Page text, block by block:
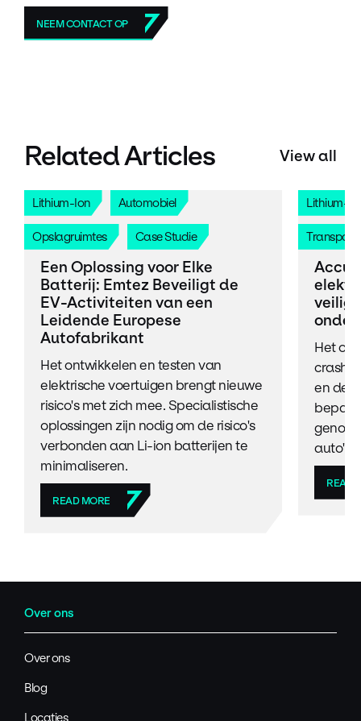
NEEM CONTACT OP
Related Articles View all
Lithium-Ion Automobiel
Opslagruimtes Case Studie
Een Oplossing voor Elke
Batterij: Emtez Beveiligt de
EV-Activiteiten van een
Leidende Europese
Autofabrikant
Het ontwikkelen en testen van
elektrische voertuigen brengt nieuwe
risico's met zich mee. Specialistische
oplossingen zijn nodig om de risico's
verbonden aan Li-ion batterijen te
minimaliseren.
READ MORE
Lithium-
Transport
veilig
Het
en de
auto's.
READ
Over ons
Over ons
Blog
Locaties